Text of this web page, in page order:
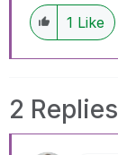
1 Like
2 Replies